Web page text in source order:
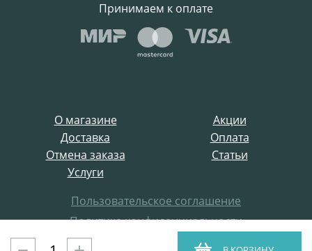
О магазине
Акции
Доставка
Оплата
Отмена заказа
Статьи
Услуги
Пользовательское соглашение
Политика конфиденциальности
Все права защищены
Принимаем к оплате